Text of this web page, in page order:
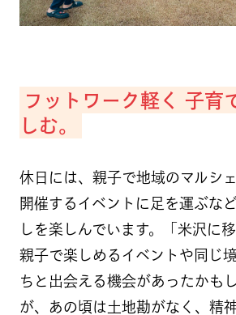
フットワーク軽く 子育
しむ。
休日には、親子で地域のマルシ
開催するイベントに足を運ぶな
しを楽しんでいます。「米沢に
親子で楽しめるイベントや同じ
ちと出会える機会があったかも
が、あの頃は土地勘がなく、精